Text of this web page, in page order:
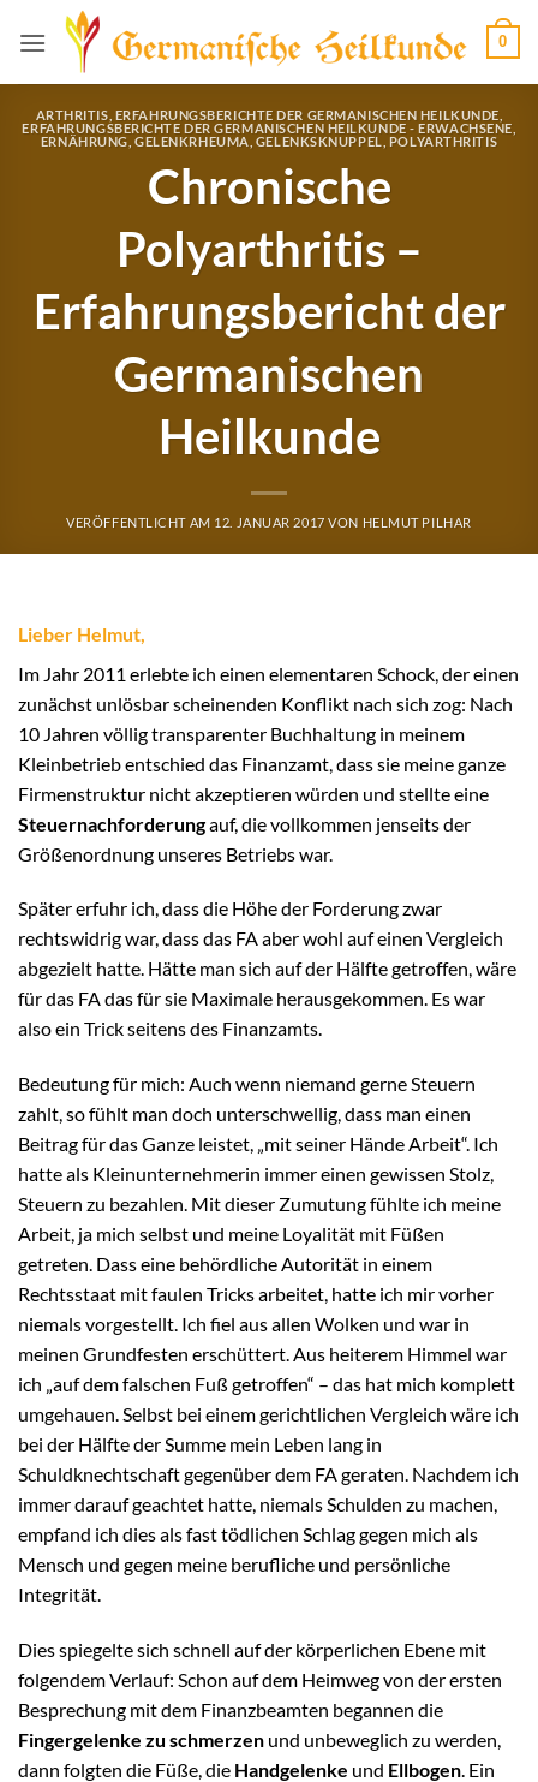
Inhalt
0
ARTHRITIS ERFAHRUNGSBERICHTE DER GERMANISCHEN HEILKUNDE
ERFAHRUNGSBERICHTE DER GERMANISCHEN HEILKUNDE - ERWACHSENE
ERNÄHRUNG ,GELENKRHEUMA GELENKSKNUPPEL POLYARTHRITIS
Chronische
Polyarthritis –
Erfahrungsbericht der
Germanischen
Heilkunde
VERÖFFENTLICHT AM 12. JANUAR 2017 VON HELMUT PILHAR
Lieber Helmut,
Im Jahr 2011 erlebte ich einen elementaren Schock, der einen
zunächst unlösbar scheinenden Konflikt nach sich zog: Nach
10 Jahren völlig transparenter Buchhaltung in meinem
Kleinbetrieb entschied das Finanzamt, dass sie meine ganze
Firmenstruktur nicht akzeptieren würden und stellte eine
Steuernachforderungauf, die vollkommen jenseits der
Größenordnung unseres Betriebs war.
Später erfuhr ich, dass die Höhe der Forderung zwar
rechtswidrig war, dass das FA aber wohl auf einen Vergleich
abgezielt hatte. Hätte man sich auf der Hälfte getroffen, wäre
für das FA das für sie Maximale herausgekommen. Es war
also ein Trick seitens des Finanzamts.
Bedeutung für mich: Auch wenn niemand gerne Steuern
zahlt, so fühlt man doch unterschwellig, dass man einen
Beitrag für das Ganze leistet, „mit seiner Hände Arbeit“. Ich
hatte als Kleinunternehmerin immer einen gewissen Stolz,
Steuern zu bezahlen. Mit dieser Zumutung fühlte ich meine
Arbeit, ja mich selbst und meine Loyalität mit Füßen
getreten. Dass eine behördliche Autorität in einem
Rechtsstaat mit faulen Tricks arbeitet, hatte ich mir vorher
niemals vorgestellt. Ich fiel aus allen Wolken und war in
meinen Grundfesten erschüttert. Aus heiterem Himmel war
ich „auf dem falschen Fuß getroffen“ – das hat mich komplett
umgehauen. Selbst bei einem gerichtlichen Vergleich wäre ich
bei der Hälfte der Summe mein Leben lang in
Schuldknechtschaft gegenüber dem FA geraten. Nachdem ich
immer darauf geachtet hatte, niemals Schulden zu machen,
empfand ich dies als fast tödlichen Schlag gegen mich als
Mensch und gegen meine berufliche und persönliche
Integrität.
Dies spiegelte sich schnell auf der körperlichen Ebene mit
folgendem Verlauf: Schon auf dem Heimweg von der ersten
Besprechung mit dem Finanzbeamten begannen die
Fingergelenke zu schmerzen und unbeweglich zu werden,
dann folgten die Füße, die Handgelenke und Ellbogen. Ein